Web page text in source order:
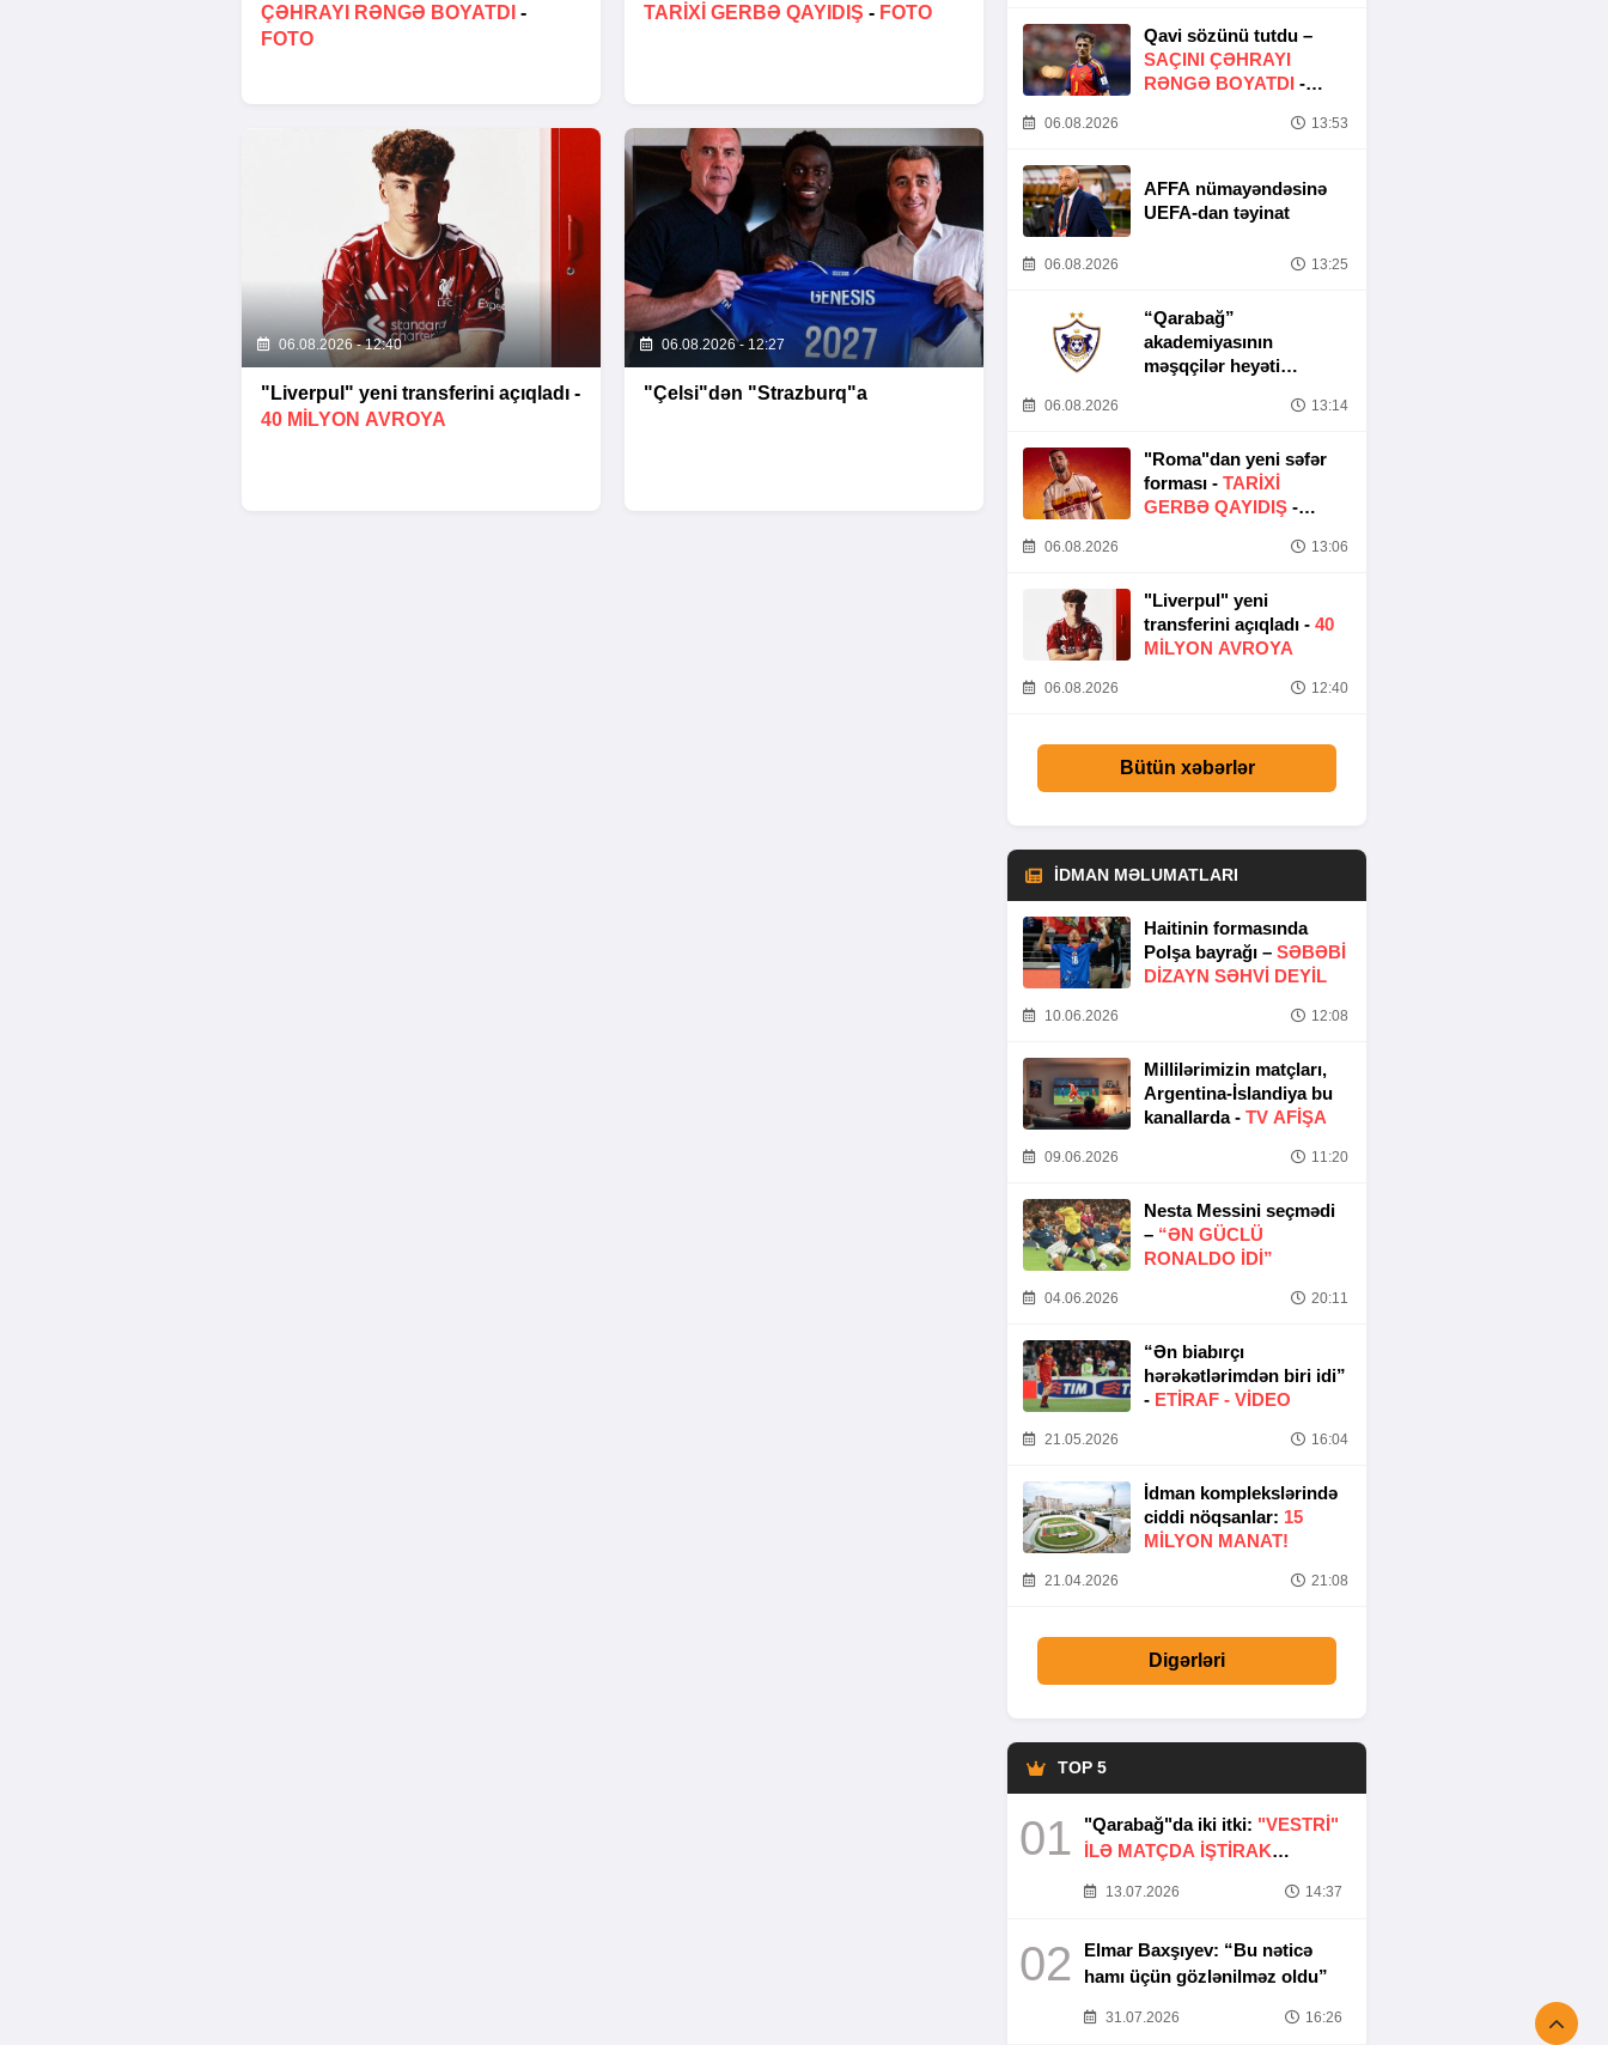
ÇƏHRAYI RƏNGƏ BOYATDI -
FOTO
TARIXI GERBƏ QAYIDIŞ - FOTO
06.08.2026 - 12:40
"Liverpul" yeni transferini açıqladı -
40 MILYON AVROYA
06.08.2026 - 12:27
"Çelsi"dən "Strazburq"a
Qavi sözünü tutdu –
SAÇINI ÇƏHRAYI
RƏNGƏ BOYATDI -
06.08.2026 13:53
AFFA nümayəndəsinə
UEFA-dan təyinat
06.08.2026 13:25
“Qarabağ”
akademiyasının
məşqçilər heyəti
06.08.2026 13:14
"Roma"dan yeni səfər
forması - TARIXI
GERBƏ QAYIDIŞ -
06.08.2026 13:06
"Liverpul" yeni
transferini açıqladı - 40
MILYON AVROYA
06.08.2026 12:40
Bütün xəbərlər
İDMAN MƏLUMATLARI
Haitinin formasında
Polşa bayrağı – SƏBƏBI
DIZAYN SƏHVI DEYIL
10.06.2026 12:08
Millilərimizin matçları,
Argentina-İslandiya bu
kanallarda - TV AFİŞA
09.06.2026 11:20
Nesta Messini seçmədi
– “ƏN GÜCLÜ
RONALDO IDI”
04.06.2026 20:11
“Ən biabırçı
hərəkətlərimdən biri idi”
- ETIRAF - VİDEO
21.05.2026 16:04
İdman komplekslərində
ciddi nöqsanlar: 15
MILYON MANAT!
21.04.2026 21:08
Digərləri
TOP 5
01 "Qarabağ"da iki itki: "VESTRİ"
İLƏ MATÇDA İŞTİRAK
13.07.2026 14:37
02
Elmar Baxşıyev: “Bu nəticə
hamı üçün gözlənilməz oldu”
31.07.2026 16:26